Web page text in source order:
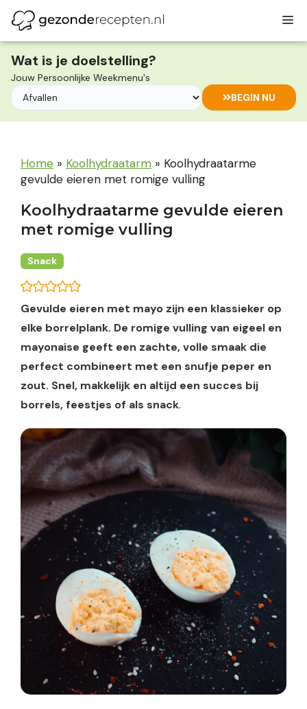
naar
de
inhoud
Wat is je doelstelling?
Jouw Persoonlijke Weekmenu's
BEGIN NU
Home » Koolhydraatarm » Koolhydraatarme
gevulde eieren met romige vulling
Koolhydraatarme gevulde eieren
met romige vulling
Snack
Gevulde eieren met mayo zijn een klassieker op
elke borrelplank. De romige vulling van eigeel en
mayonaise geeft een zachte, volle smaak die
perfect combineert met een snufje peper en
zout. Snel, makkelijk en altijd een succes bij
borrels, feestjes of als snack.